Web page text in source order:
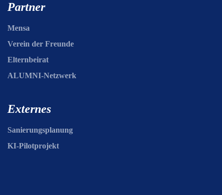
Partner
Mensa
Verein der Freunde
Elternbeirat
ALUMNI-Netzwerk
Externes
Sanierungsplanung
KI-Pilotprojekt